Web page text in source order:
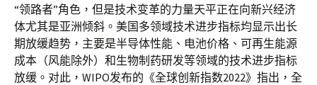
“领路者”角色，但是技术变革的力量天平正在向新兴经济
体尤其是亚洲倾斜。美国多领域技术进步指标均显示出长
期放缓趋势，主要是半导体性能、电池价格、可再生能源
成本（风能除外）和生物制药研发等领域的技术进步指标
放缓。对此，WIPO发布的《全球创新指数2022》指出，全